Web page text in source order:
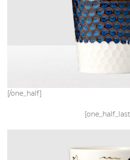
[/one_half]